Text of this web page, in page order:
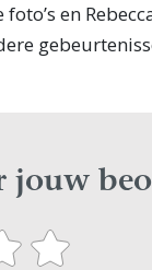
en
jouw